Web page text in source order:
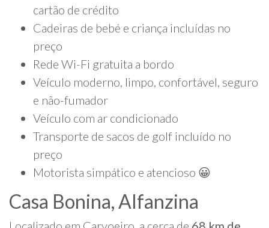
cartão de crédito
Cadeiras de bebé e criança incluídas no
preço
Rede Wi-Fi gratuita a bordo
Veículo moderno, limpo, confortável, seguro
e não-fumador
Veículo com ar condicionado
Transporte de sacos de golf incluído no
preço
Motorista simpático e atencioso 😀
Casa Bonina, Alfanzina